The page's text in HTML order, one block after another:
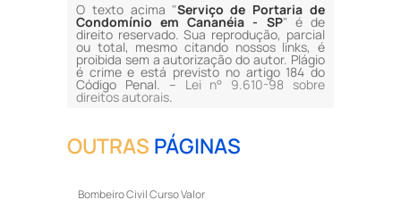
O texto acima "Serviço de Portaria de
Condomínio em Cananéia - SP" é de
direito reservado. Sua reprodução, parcial
ou total, mesmo citando nossos links, é
proibida sem a autorização do autor. Plágio
é crime e está previsto no artigo 184 do
Código Penal. – Lei n° 9.610-98 sobre
direitos autorais.
OUTRAS PÁGINAS
Bombeiro Civil Curso Valor